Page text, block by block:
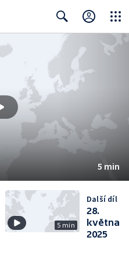
Search
5 min
5 min
Další díl
28.
května
2025